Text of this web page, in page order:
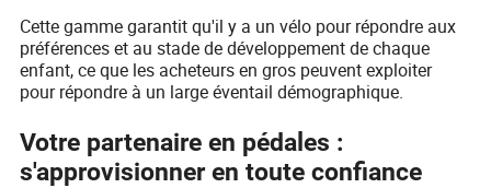
Cette gamme garantit qu'il y a un vélo pour répondre aux
préférences et au stade de développement de chaque
enfant, ce que les acheteurs en gros peuvent exploiter
pour répondre à un large éventail démographique.
Votre partenaire en pédales :
s'approvisionner en toute confiance